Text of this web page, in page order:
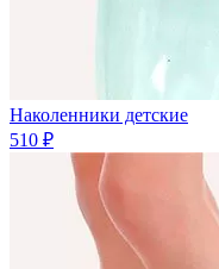
Наколенники детские
510 ₽